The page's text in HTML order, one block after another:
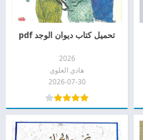
تحميل كتاب ديوان الوجد pdf
2026
هادي العلوي
2026-07-30